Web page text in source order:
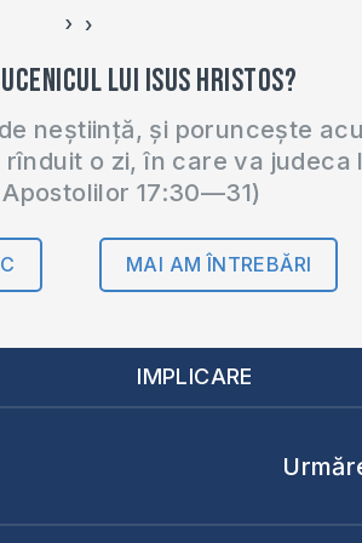
‹ ›
lui Isus Hristos?
neștiință, și poruncește
o zi, în care va judeca
17:30—31)
MAI AM ÎNTREBĂRI
IMPLICARE